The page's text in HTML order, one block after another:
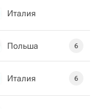
Италия
Польша 6
Италия 6